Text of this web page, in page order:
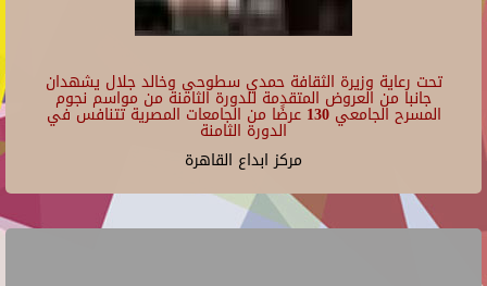
تحت رعاية وزيرة الثقافة حمدي سطوحي وخالد جلال يشهدان
جانبا من العروض المتقدمة للدورة الثامنة من مواسم نجوم
المسرح الجامعي 130 عرضًا من الجامعات المصرية تتنافس في
الدورة الثامنة
مركز ابداع القاهرة